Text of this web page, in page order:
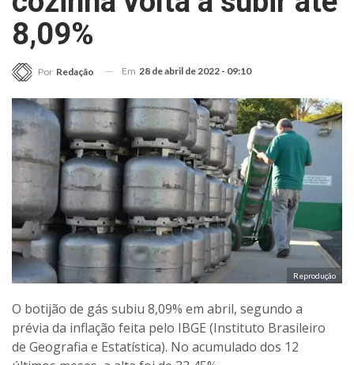
8,09%
Por Redação Em 28 de abril de 2022 - 09:10
Reprodução
O botijão de gás subiu 8,09% em abril, segundo a
prévia da inflação feita pelo IBGE (Instituto Brasileiro
de Geografia e Estatística). No acumulado dos 12